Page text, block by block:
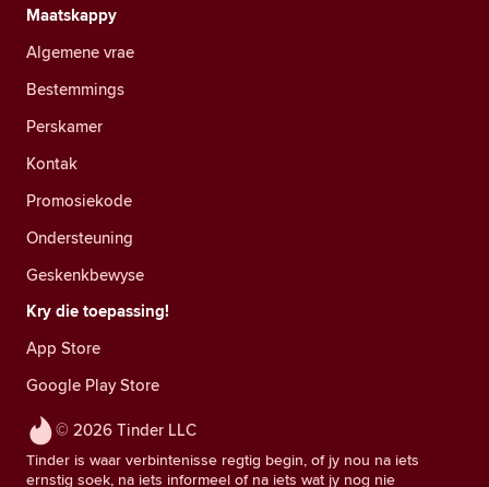
© 2026 Tinder LLC
Tinder is waar verbintenisse regtig begin, of jy nou na iets
ernstig soek, na iets informeel of na iets wat jy nog nie
Maatskappy
Algemene vrae
Bestemmings
Perskamer
Kontak
Promosiekode
Ondersteuning
Geskenkbewyse
Kry die toepassing!
App Store
Google Play Store